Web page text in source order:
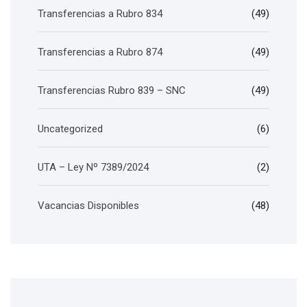
Transferencias a Rubro 834 (49)
Transferencias a Rubro 874 (49)
Transferencias Rubro 839 – SNC (49)
Uncategorized (6)
UTA – Ley Nº 7389/2024 (2)
Vacancias Disponibles (48)